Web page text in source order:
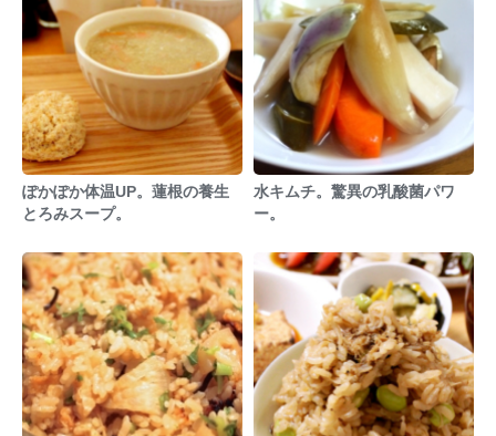
ぽかぽか体温UP。蓮根の養生
とろみスープ。
水キムチ。驚異の乳酸菌パワ
ー。